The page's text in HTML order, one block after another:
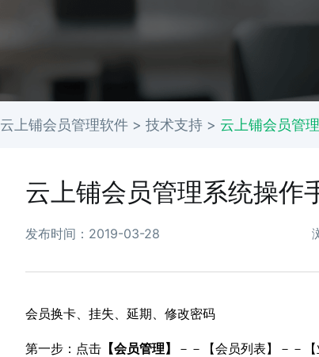
云上铺会员管理软件 > 技术支持 > 云上铺会员管
云上铺会员管理系统操
发布时间：2019-03-28
会员换卡、挂失、延期、修改密码
第一步：点击 【会员管理】 －－【会员列表】－－